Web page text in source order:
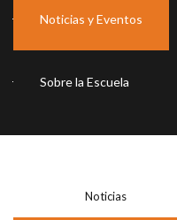
Noticias y Eventos
Sobre la Escuela
Noticias